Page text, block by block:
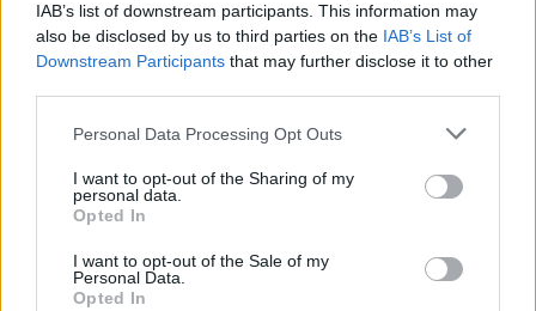
IAB’s list of downstream participants. This information may
also be disclosed by us to third parties on the IAB’s List of
Downstream Participants that may further disclose it to other
Personal Data Processing Opt Outs
I want to opt-out of the Sharing of my
personal data.
Opted In
I want to opt-out of the Sale of my
Personal Data.
Opted In
25 százalékkal sűrűbb energiát rejt az
európai szilárdtest-akkumulátor
szabadul a kínai akkumulátoroktól
2026-08-07
Hivatalos papírokban bukkant fel a Smart #2